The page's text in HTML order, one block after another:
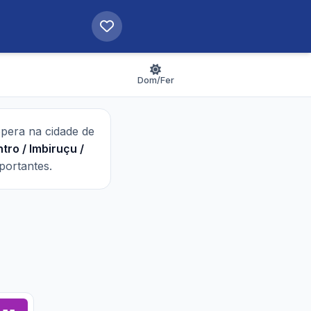
Dom/Fer
na cidade de
/ Imbiruçu /